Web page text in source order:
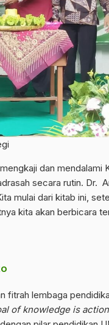
dan mendalami
secara rutin. Dr.
mulai dari kitab ini,
kita akan berbicara
fitrah lembaga
of knowledge is action